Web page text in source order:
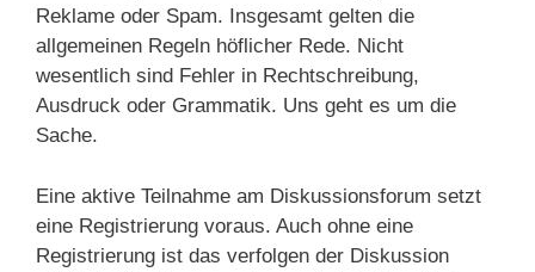
Reklame oder Spam. Insgesamt gelten die
allgemeinen Regeln höflicher Rede. Nicht
wesentlich sind Fehler in Rechtschreibung,
Ausdruck oder Grammatik. Uns geht es um die
Sache.
Eine aktive Teilnahme am Diskussionsforum setzt
eine Registrierung voraus. Auch ohne eine
Registrierung ist das verfolgen der Diskussion